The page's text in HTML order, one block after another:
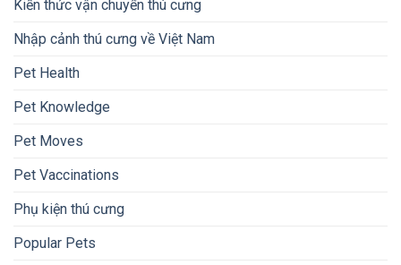
Kiến thức vận chuyển thú cưng
Nhập cảnh thú cưng về Việt Nam
Pet Health
Pet Knowledge
Pet Moves
Pet Vaccinations
Phụ kiện thú cưng
Popular Pets